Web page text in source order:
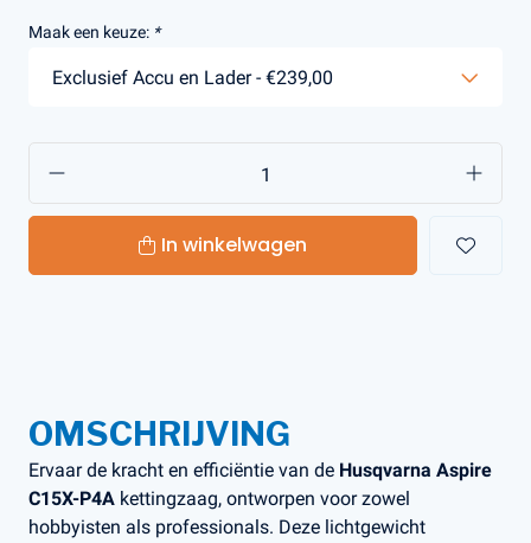
Maak een keuze: *
In winkelwagen
OMSCHRIJVING
Ervaar de kracht en efficiëntie van de Husqvarna Aspire
C15X-P4A kettingzaag, ontworpen voor zowel
hobbyisten als professionals. Deze lichtgewicht